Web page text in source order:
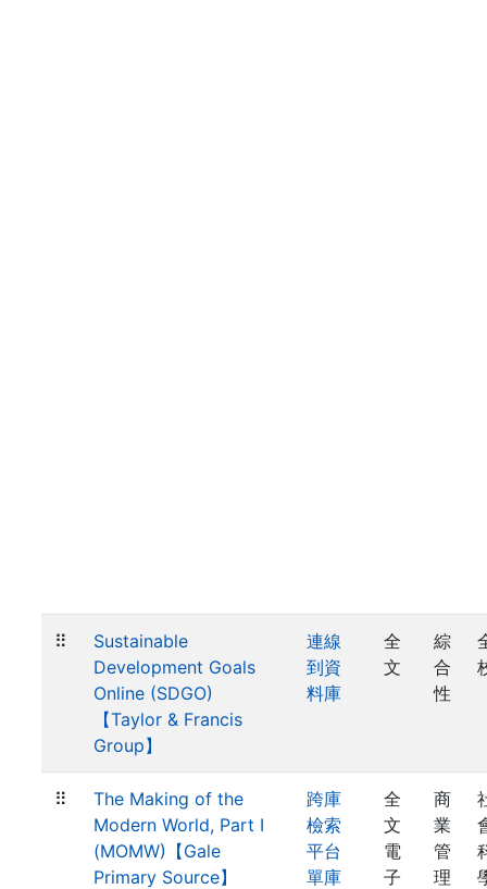
⠿
Sustainable
Development Goals
Online (SDGO)
【Taylor & Francis
Group】
連線
到資
料庫
全
文
綜
合
性
⠿
The Making of the
Modern World, Part I
(MOMW)【Gale
Primary Source】
跨庫
檢索
平台
單庫
全
文
電
子
商
業
管
理